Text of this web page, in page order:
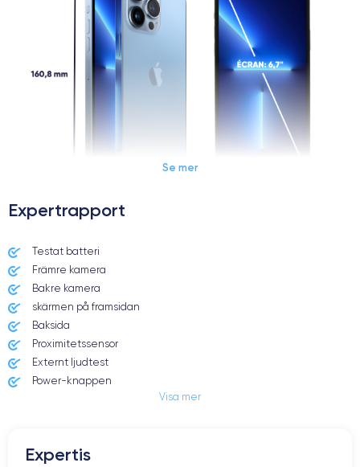
Dimensions et poids iPhone 13 Pro Max
Date de sortie
14/09/2021
Dimensions
OLED 6.7 pouces
Se mer
Expertrapport
Testat batteri
Främre kamera
Bakre kamera
skärmen på framsidan
Baksida
Proximitetssensor
Externt ljudtest
Power-knappen
Högtalare
Visa mer
Expertis